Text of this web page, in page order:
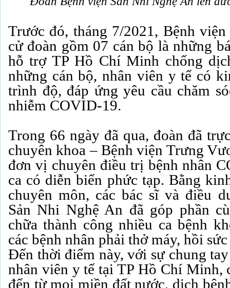
Trước đó, tháng 7/2021, Bệnh
cử đoàn gồm 07 cán bộ là những
hỗ trợ TP Hồ Chí Minh chống
những cán bộ, nhân viên y tế có
trình độ, đáp ứng yêu cầu chăm
nhiễm COVID-19.
Trong 66 ngày đã qua, đoàn đã
chuyên khoa – Bệnh viện Trưng
đơn vị chuyên điều trị bệnh nhân
ca có diễn biến phức tạp. Bằng
chuyên môn, các bác sĩ và điều
Sản Nhi Nghệ An đã góp phần
chữa thành công nhiều ca bệnh
các bệnh nhân phải thở máy, hồi
Đến thời điểm này, với sự chung
nhân viên y tế tại TP Hồ Chí Minh,
đến từ mọi miền đất nước, dịch